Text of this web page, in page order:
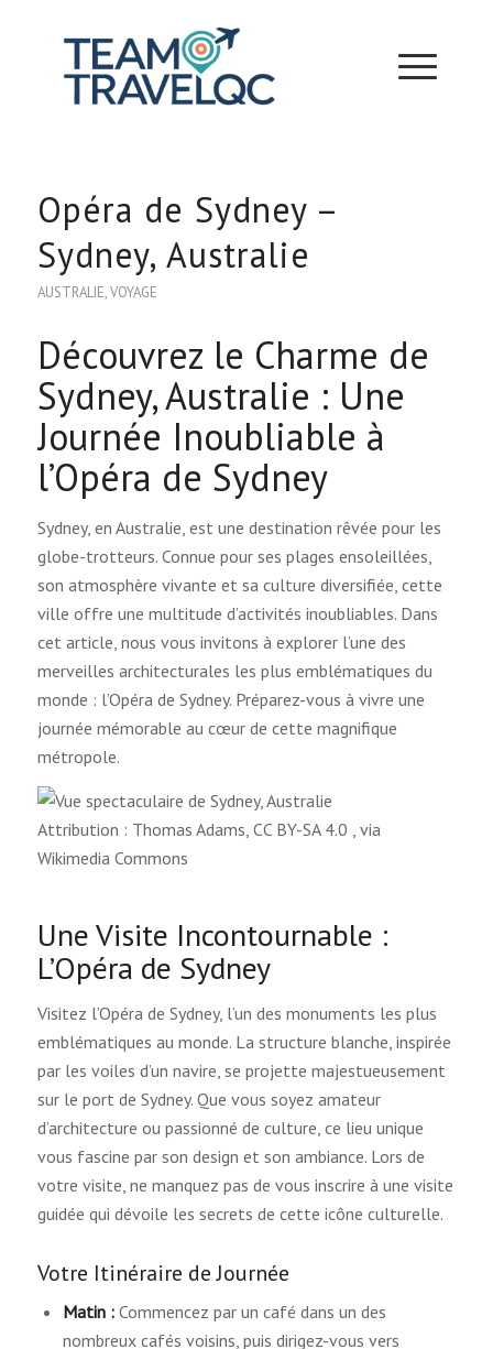
Opéra de Sydney –
Sydney, Australie
AUSTRALIE,VOYAGE
Découvrez le Charme de
Sydney, Australie : Une
Journée Inoubliable à
l’Opéra de Sydney
Sydney, en Australie, est une destination rêvée pour les
globe-trotteurs. Connue pour ses plages ensoleillées,
son atmosphère vivante et sa culture diversifiée, cette
ville offre une multitude d’activités inoubliables. Dans
cet article, nous vous invitons à explorer l’une des
merveilles architecturales les plus emblématiques du
monde : l’Opéra de Sydney. Préparez-vous à vivre une
journée mémorable au cœur de cette magnifique
métropole.
Attribution : Thomas Adams, CC BY-SA 4.0 , via
Wikimedia Commons
Une Visite Incontournable :
L’Opéra de Sydney
Visitez l’Opéra de Sydney, l’un des monuments les plus
emblématiques au monde. La structure blanche, inspirée
par les voiles d’un navire, se projette majestueusement
sur le port de Sydney. Que vous soyez amateur
d’architecture ou passionné de culture, ce lieu unique
vous fascine par son design et son ambiance. Lors de
votre visite, ne manquez pas de vous inscrire à une visite
guidée qui dévoile les secrets de cette icône culturelle.
Votre Itinéraire de Journée
Matin :Commencez par un café dans un des
nombreux cafés voisins, puis dirigez-vous vers